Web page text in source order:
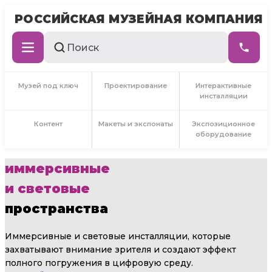
РОССИЙСКАЯ МУЗЕЙНАЯ КОМПАНИЯ
Музей под ключ Проектирование
Интерактивные
инсталляции
Контент Макеты и экспонаты
Экспозиционное
оборудование
иммерсивные
и световые
пространства
Иммерсивные и световые инсталляции, которые
захватывают внимание зрителя и создают эффект
полного погружения в цифровую среду.